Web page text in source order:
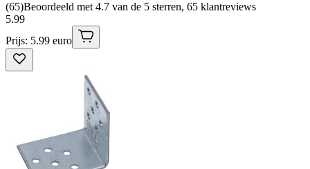
(65)Beoordeeld met 4.7 van de 5 sterren, 65 klantreviews
5.99
Prijs: 5.99 euro